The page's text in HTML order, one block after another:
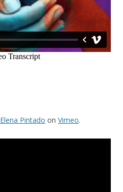
Elena Pintado on Vimeo.